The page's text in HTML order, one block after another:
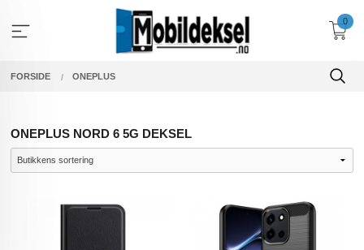
innholdet
0
FORSIDE ONEPLUS
ONEPLUS NORD 6 5G DEKSEL